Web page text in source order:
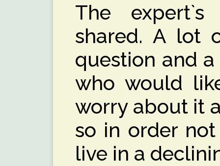
The
shared. A lot
question and
who would
worry about it
so in order
live in a